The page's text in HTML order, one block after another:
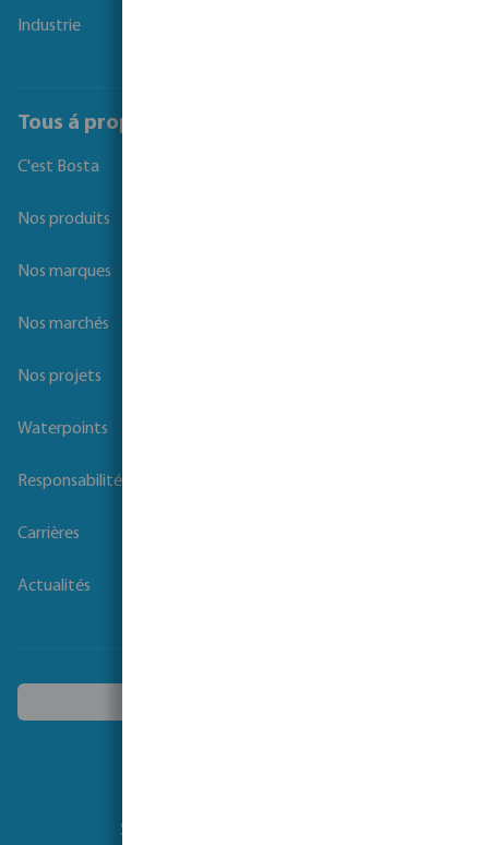
Industrie
Tous á propos de Bosta
C'est Bosta
Nos produits
Nos marques
Nos marchés
Nos projets
Waterpoints
Responsabilité sociale des entreprises
Carrières
Actualités
Suivez-nous